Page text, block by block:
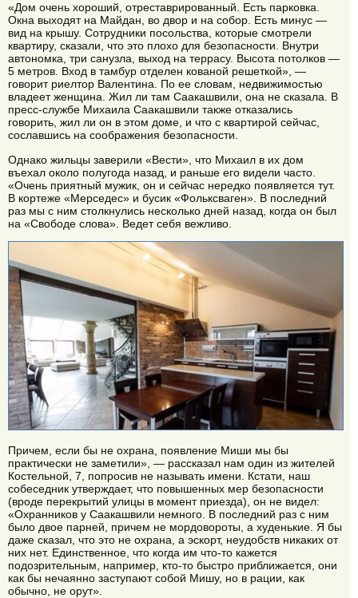
«Дом очень хороший, отреставрированный. Есть парковка.
Окна выходят на Майдан, во двор и на собор. Есть минус —
вид на крышу. Сотрудники посольства, которые смотрели
квартиру, сказали, что это плохо для безопасности. Внутри
автономка, три санузла, выход на террасу. Высота потолков —
5 метров. Вход в тамбур отделен кованой решеткой», —
говорит риелтор Валентина. По ее словам, недвижимостью
владеет женщина. Жил ли там Саакашвили, она не сказала. В
пресс-службе Михаила Саакашвили также отказались
говорить, жил ли он в этом доме, и что с квартирой сейчас,
сославшись на соображения безопасности.
Однако жильцы заверили «Вести», что Михаил в их дом
въехал около полугода назад, и раньше его видели часто.
«Очень приятный мужик, он и сейчас нередко появляется тут.
В кортеже «Мерседес» и бусик «Фольксваген». В последний
раз мы с ним столкнулись несколько дней назад, когда он был
на «Свободе слова». Ведет себя вежливо.
Причем, если бы не охрана, появление Миши мы бы
практически не заметили», — рассказал нам один из жителей
Костельной, 7, попросив не называть имени. Кстати, наш
собеседник утверждает, что повышенных мер безопасности
(вроде перекрытий улицы в момент приезда), он не видел:
«Охранников у Саакашвили немного. В последний раз с ним
было двое парней, причем не мордовороты, а худенькие. Я бы
даже сказал, что это не охрана, а эскорт, неудобств никаких от
них нет. Единственное, что когда им что-то кажется
подозрительным, например, кто-то быстро приближается, они
как бы нечаянно заступают собой Мишу, но в рации, как
обычно, не орут».